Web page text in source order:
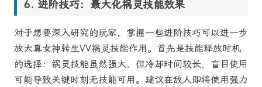
进阶技巧：最大化祸灵技能效果
对于想要深入研究的玩家，掌握一些进阶技巧可以进一步
放大真女神转生VV祸灵技能作用。首先是技能释放时机
的选择：祸灵技能虽然强大，但冷却时间较长，盲目使用
可能导致关键时刻无技能可用。建议在敌人即将使用强力